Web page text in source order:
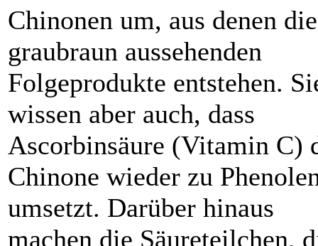
Chinonen um, aus denen die
graubraun aussehenden
Folgeprodukte entstehen.
wissen aber auch, dass
Ascorbinsäure (Vitamin C)
Chinone wieder zu
umsetzt. Darüber hinaus
machen die Säureteilchen,